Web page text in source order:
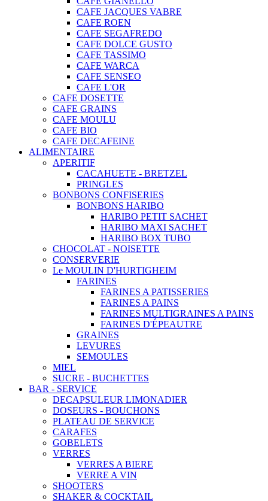
CAFE JACQUES VABRE
CAFE ROEN
CAFE SEGAFREDO
CAFE DOLCE GUSTO
CAFE TASSIMO
CAFE WARCA
CAFE SENSEO
CAFE L'OR
CAFE DOSETTE
CAFE GRAINS
CAFE MOULU
CAFE BIO
CAFE DECAFEINE
ALIMENTAIRE
APERITIF
CACAHUETE - BRETZEL
PRINGLES
BONBONS CONFISERIES
BONBONS HARIBO
HARIBO PETIT SACHET
HARIBO MAXI SACHET
HARIBO BOX TUBO
CHOCOLAT - NOISETTE
CONSERVERIE
Le MOULIN D'HURTIGHEIM
FARINES
FARINES A PATISSERIES
FARINES A PAINS
FARINES MULTIGRAINES A PAINS
FARINES D'ÉPEAUTRE
GRAINES
LEVURES
SEMOULES
MIEL
SUCRE - BUCHETTES
BAR - SERVICE
DECAPSULEUR LIMONADIER
DOSEURS - BOUCHONS
PLATEAU DE SERVICE
CARAFES
GOBELETS
VERRES
VERRES A BIERE
VERRE A VIN
SHOOTERS
SHAKER & COCKTAIL